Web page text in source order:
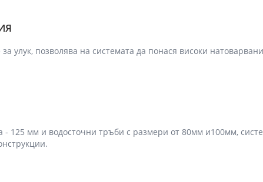
улук, позволява на системата да понася високи
- 125 мм и водосточни тръби с размери от 80мм и100мм,